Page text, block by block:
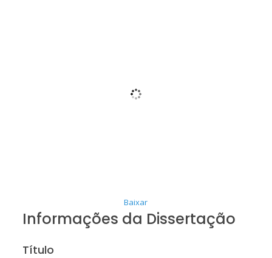
Baixar
Informações da Dissertação
Título